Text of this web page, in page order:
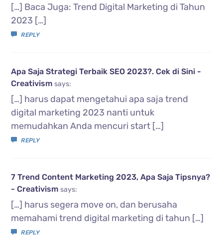
[…] Baca Juga: Trend Digital Marketing di Tahun
2023 […]
REPLY
Apa Saja Strategi Terbaik SEO 2023?. Cek di Sini -
Creativism says:
[…] harus dapat mengetahui apa saja trend
digital marketing 2023 nanti untuk
memudahkan Anda mencuri start […]
REPLY
7 Trend Content Marketing 2023, Apa Saja Tipsnya?
- Creativism says:
[…] harus segera move on, dan berusaha
memahami trend digital marketing di tahun […]
REPLY